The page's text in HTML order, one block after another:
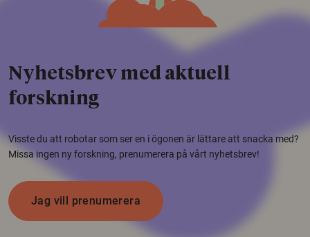
Nyhetsbrev med aktuell
forskning
Visste du att robotar som ser en i ögonen är lättare att snacka med?
Missa ingen ny forskning, prenumerera på vårt nyhetsbrev!
Jag vill prenumerera